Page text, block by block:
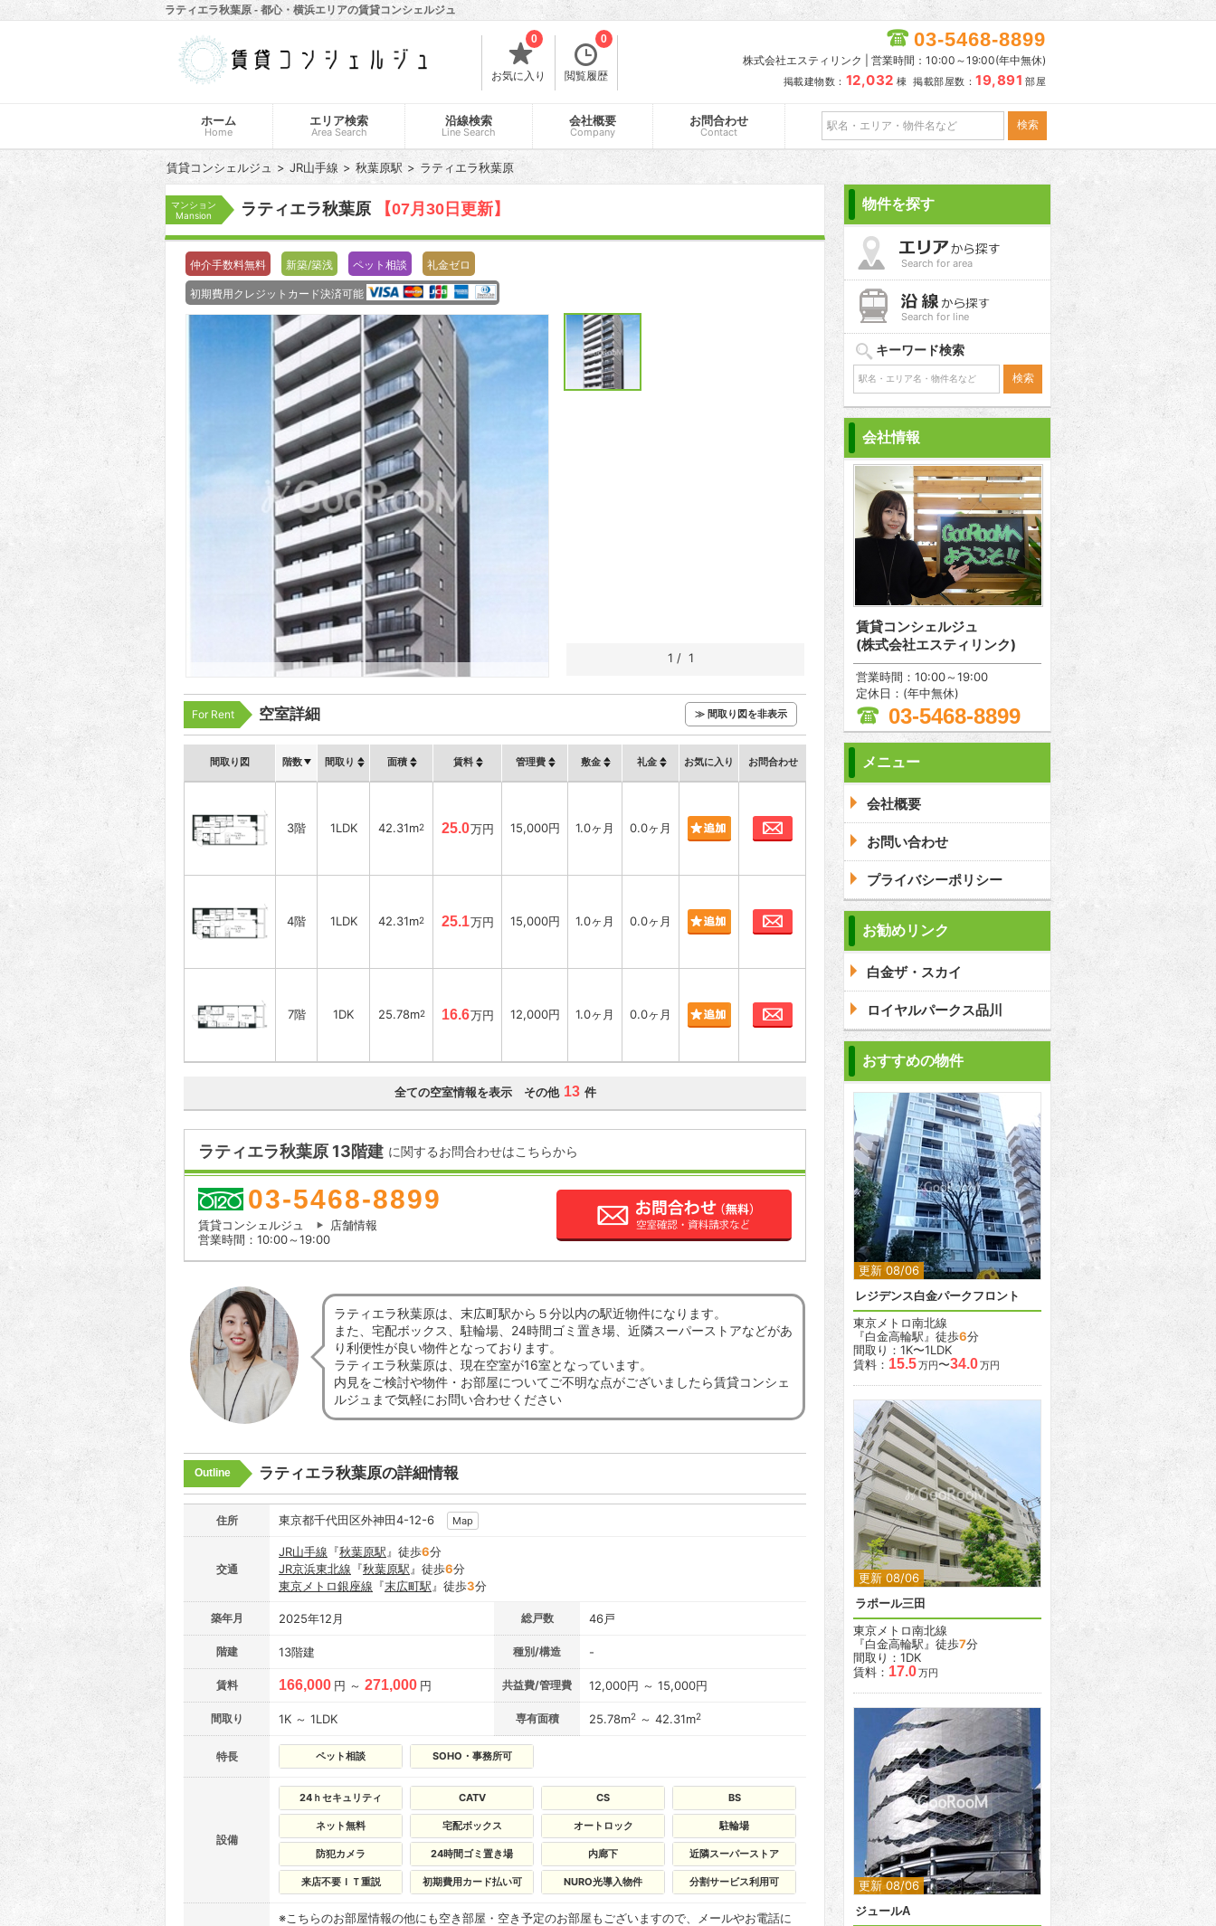
ラティエラ秋葉原 - 都心・横浜エリアの賃貸コンシェルジュ
お気に入り
0
閲覧履歴
0 03-5468-8899
株式会社エスティリンク | 営業時間：10:00～19:00(年中無休)
掲載建物数： 12,032 棟 掲載部屋数： 19,891 部屋
ホーム
Home
エリア検索
Area Search
沿線検索
Line Search
会社概要
Company
お問合わせ
Contact
賃貸コンシェルジュ JR山手線 秋葉原駅 ラティエラ秋葉原
マンション
Mansion
ラティエラ秋葉原 【07月30日更新】
仲介手数料無料 新築/築浅 ペット相談 礼金ゼロ
初期費用クレジットカード決済可能
1 / 1
For Rent 空室詳細 ≫ 間取り図を非表示
間取り図 階数 間取り 面積 賃料 管理費 敷金 礼金 お気に入り お問合わせ
3階 1LDK 42.31m2 25.0万円 15,000円 1.0ヶ月 0.0ヶ月 お問合わせ
4階 1LDK 42.31m2 25.1万円 15,000円 1.0ヶ月 0.0ヶ月 お問合わせ
7階 1DK 25.78m2 16.6万円 12,000円 1.0ヶ月 0.0ヶ月 お問合わせ
全ての空室情報を表示 その他 13 件
ラティエラ秋葉原 13階建 に関するお問合わせはこちらから
03-5468-8899
賃貸コンシェルジュ
店舗情報
営業時間：10:00～19:00
ラティエラ秋葉原は、末広町駅から５分以内の駅近物件になります。
また、宅配ボックス、駐輪場、24時間ゴミ置き場、近隣スーパーストアなどがあ
り利便性が良い物件となっております。
ラティエラ秋葉原は、現在空室が16室となっています。
内見をご検討や物件・お部屋についてご不明な点がございましたら賃貸コンシェ
ルジュまで気軽にお問い合わせください
Outline ラティエラ秋葉原の詳細情報
住所 東京都千代田区外神田4-12-6 Map
交通
JR山手線 『秋葉原駅 』徒歩6分
JR京浜東北線 『秋葉原駅 』徒歩6分
東京メトロ銀座線 『末広町駅 』徒歩3分
築年月 2025年12月 総戸数 46戸
階建 13階建 種別/構造 -
賃料 166,000 円 ～ 271,000 円 共益費/管理費 12,000円 ～ 15,000円
間取り 1K ～ 1LDK 専有面積 25.78m2 ～ 42.31m2
特長 ペット相談 SOHO・事務所可
設備
24ｈセキュリティ CATV CS BS
ネット無料 宅配ボックス オートロック 駐輪場
防犯カメラ 24時間ゴミ置き場 内廊下 近隣スーパーストア
来店不要ＩＴ重説 初期費用カード払い可 NURO光導入物件 分割サービス利用可
※こちらのお部屋情報の他にも空き部屋・空き予定のお部屋もございますので、メールやお電話に
物件を探す
Search for area
Search for line
キーワード検索
会社情報
賃貸コンシェルジュ
(株式会社エスティリンク)
営業時間：10:00～19:00
定休日：(年中無休)
03-5468-8899
メニュー
会社概要
お問い合わせ
プライバシーポリシー
お勧めリンク
白金ザ・スカイ
ロイヤルパークス品川
おすすめの物件
更新 08/06
2 2
レジデンス白金パークフロント
東京メトロ南北線
『白金高輪駅』徒歩6分
間取り：1K〜1LDK
賃料： 15.5万円〜34.0万円
更新 08/06
2
ラポール三田
東京メトロ南北線
『白金高輪駅』徒歩7分
間取り：1DK
賃料： 17.0万円
更新 08/06
2
ジュールA